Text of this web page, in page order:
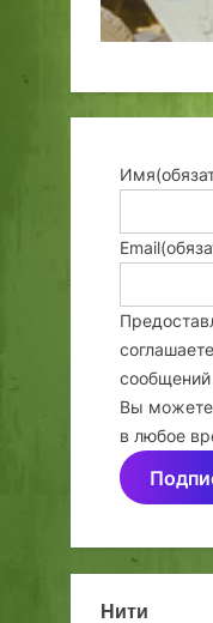
Имя
Email
сообщений
Вы можете
в любое
Нити